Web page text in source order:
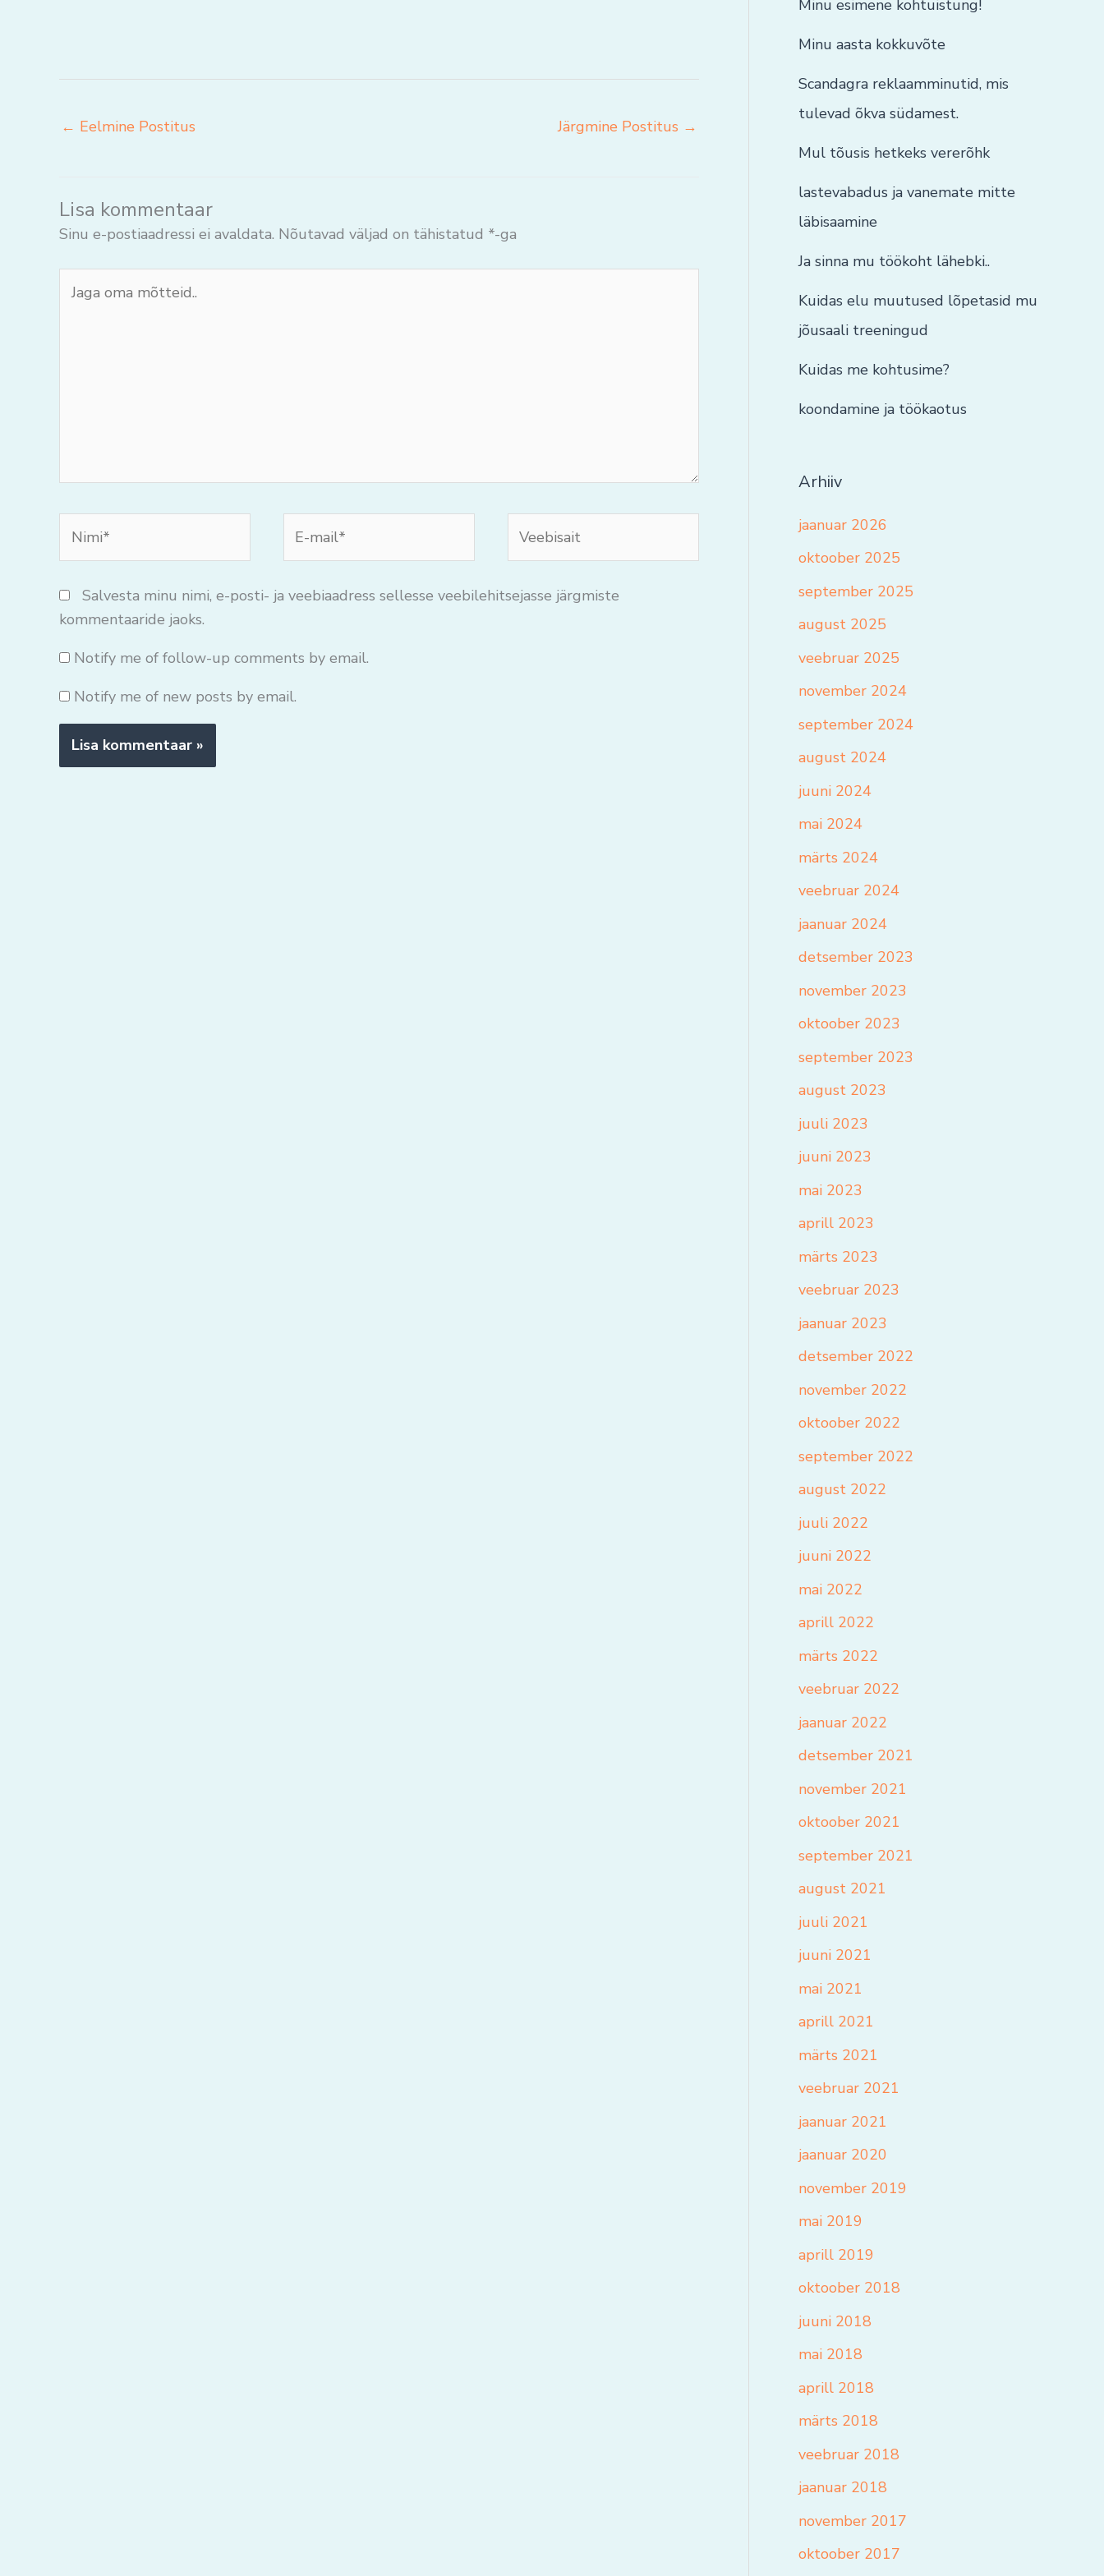
← Eelmine Postitus Järgmine Postitus →
Lisa kommentaar
Sinu e-postiaadressi ei avaldata. Nõutavad väljad on tähistatud *-ga
oma
mail*
Salvesta minu nimi, e-posti- ja veebiaadress sellesse veebilehitsejasse järgmiste
kommentaaride jaoks.
Notify me of follow-up comments by email.
Notify me of new posts by email.
Minu esimene kohtuistung!
Minu aasta kokkuvõte
Scandagra reklaamminutid, mis
tulevad õkva südamest.
Mul tõusis hetkeks vererõhk
lastevabadus ja vanemate mitte
läbisaamine
Ja sinna mu töökoht lähebki..
Kuidas elu muutused lõpetasid mu
jõusaali treeningud
Kuidas me kohtusime?
koondamine ja töökaotus
Arhiiv
jaanuar 2026
oktoober 2025
september 2025
august 2025
veebruar 2025
november 2024
september 2024
august 2024
juuni 2024
mai 2024
märts 2024
veebruar 2024
jaanuar 2024
detsember 2023
november 2023
oktoober 2023
september 2023
august 2023
juuli 2023
juuni 2023
mai 2023
aprill 2023
märts 2023
veebruar 2023
jaanuar 2023
detsember 2022
november 2022
oktoober 2022
september 2022
august 2022
juuli 2022
juuni 2022
mai 2022
aprill 2022
märts 2022
veebruar 2022
jaanuar 2022
detsember 2021
november 2021
oktoober 2021
september 2021
august 2021
juuli 2021
juuni 2021
mai 2021
aprill 2021
märts 2021
veebruar 2021
jaanuar 2021
jaanuar 2020
november 2019
mai 2019
aprill 2019
oktoober 2018
juuni 2018
mai 2018
aprill 2018
märts 2018
veebruar 2018
jaanuar 2018
november 2017
oktoober 2017